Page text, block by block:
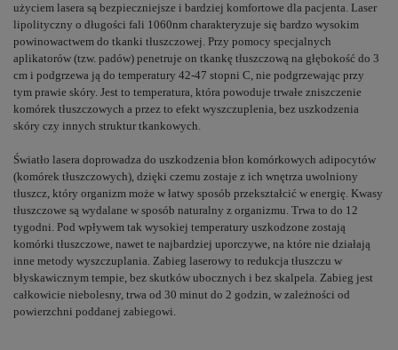
użyciem lasera są bezpieczniejsze i bardziej komfortowe dla pacjenta. Laser
lipolityczny o długości fali 1060nm charakteryzuje się bardzo wysokim
powinowactwem do tkanki tłuszczowej. Przy pomocy specjalnych
aplikatorów (tzw. padów) penetruje on tkankę tłuszczową na głębokość do 3
cm i podgrzewa ją do temperatury 42-47 stopni C, nie podgrzewając przy
tym prawie skóry. Jest to temperatura, która powoduje trwałe zniszczenie
komórek tłuszczowych a przez to efekt wyszczuplenia, bez uszkodzenia
skóry czy innych struktur tkankowych.
Światło lasera doprowadza do uszkodzenia błon komórkowych adipocytów
(komórek tłuszczowych), dzięki czemu zostaje z ich wnętrza uwolniony
tłuszcz, który organizm może w łatwy sposób przekształcić w energię. Kwasy
tłuszczowe są wydalane w sposób naturalny z organizmu. Trwa to do 12
tygodni. Pod wpływem tak wysokiej temperatury uszkodzone zostają
komórki tłuszczowe, nawet te najbardziej uporczywe, na które nie działają
inne metody wyszczuplania. Zabieg laserowy to redukcja tłuszczu w
błyskawicznym tempie, bez skutków ubocznych i bez skalpela. Zabieg jest
całkowicie niebolesny, trwa od 30 minut do 2 godzin, w zależności od
powierzchni poddanej zabiegowi.